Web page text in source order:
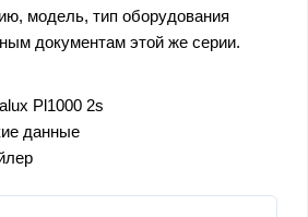
модель, тип оборудования
документам этой же серии.
Pl1000 2s
данные